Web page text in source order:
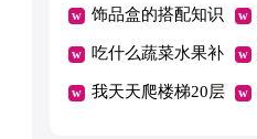
便怎么回事
饰品盒的搭配知识
吃什么蔬菜水果补
铁
我天天爬楼梯20层